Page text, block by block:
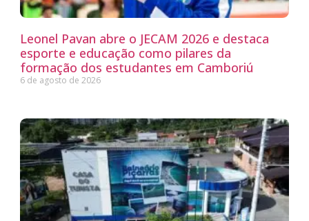
Leonel Pavan abre o JECAM 2026 e destaca
esporte e educação como pilares da
formação dos estudantes em Camboriú
6 de agosto de 2026